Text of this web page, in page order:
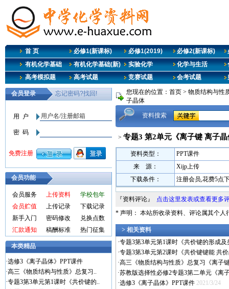
首 页 必修1(新课标) 必修1(2019) 必修2(新课标)
有机化学基础
有机化学基础(新) 实验化学 化学与生活
高考模拟题
高考试题 竞赛试题 会考试题
会员功能
会员服务 上传资料
学校包年
会员贮值
上传记录
下载记录
新手入门
密码修改
兑换点数
汇款通知
稿酬标准 热门征集
本类精品
·选修3《离子晶体》PPT课件
·高三《物质结构与性质》总复习..
·专题3第3单元第1课时《共价键的..
您现在的位置： 首页 > 物质结构与性
子晶体
资料搜索
> 专题3 第2单元《离子键 离子
资料类型：
PPT课件
来 源：
Xijp上传
下载条件：
注册会员,花费5点
『资料评论』 点击这里发表或查看更多
* 声明： 本站所收录资料、评论属其个人
> 相关资料
·专题3第3单元第1课时《共价键的形成
·专题3第3单元第2课时《共价键键能 共
·高三《物质结构与性质》总复习《离子
·苏教版选择性必修2专题3第二单元《
·选修3《离子晶体》PPT课件 2021/3/24